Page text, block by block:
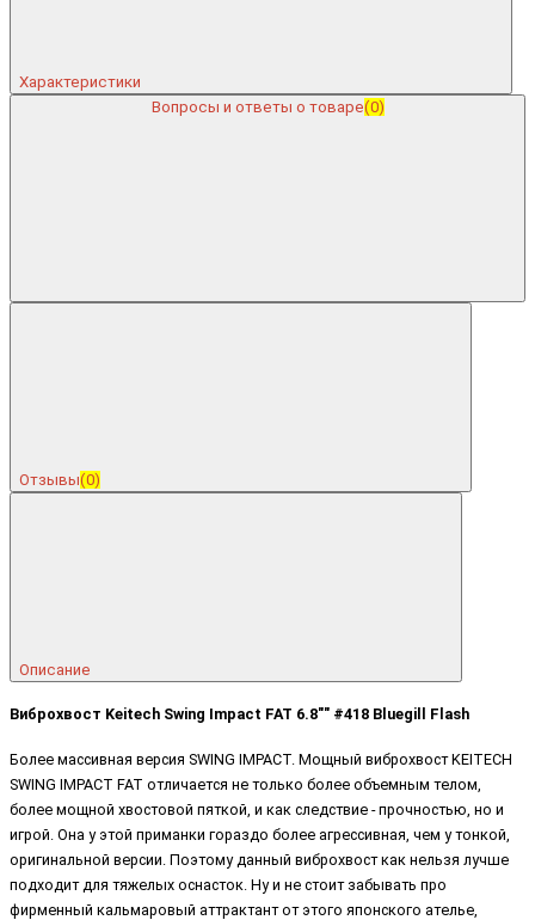
Характеристики
Вопросы и ответы о товаре(0)
Отзывы(0)
Описание
Виброхвост Keitech Swing Impact FAT 6.8"" #418 Bluegill Flash
Более массивная версия SWING IMPACT. Мощный виброхвост KEITECH
SWING IMPACT FAT отличается не только более объемным телом,
более мощной хвостовой пяткой, и как следствие - прочностью, но и
игрой. Она у этой приманки гораздо более агрессивная, чем у тонкой,
оригинальной версии. Поэтому данный виброхвост как нельзя лучше
подходит для тяжелых оснасток. Ну и не стоит забывать про
фирменный кальмаровый аттрактант от этого японского ателье,